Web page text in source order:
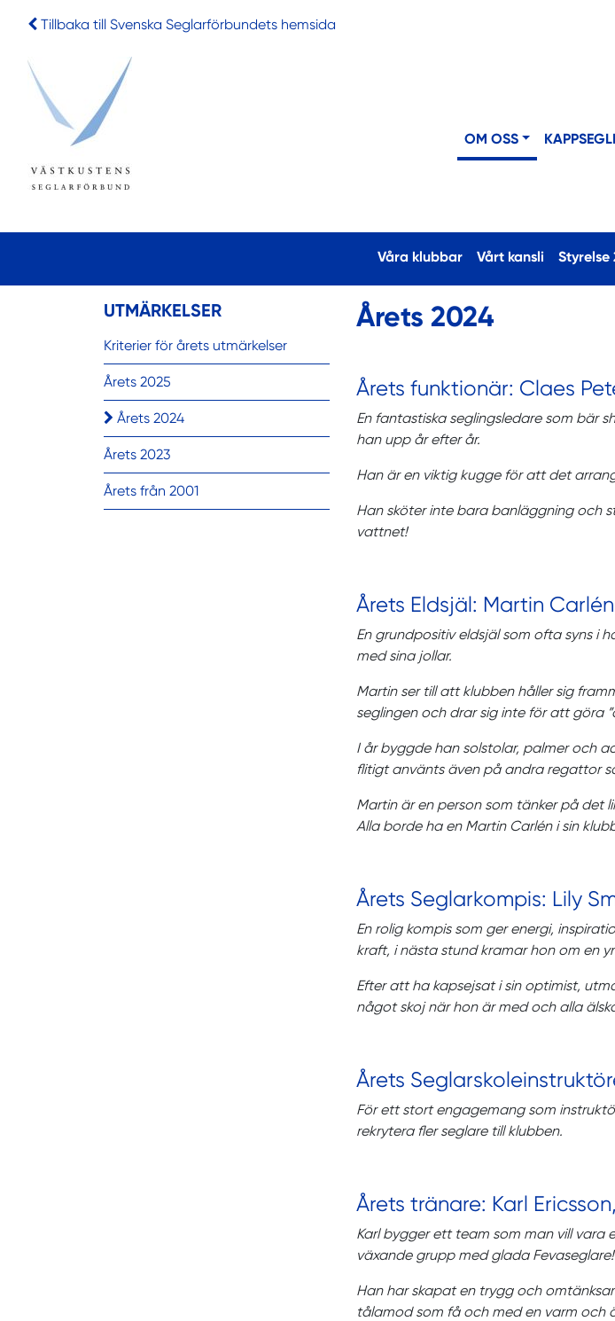
Tillbaka till Svenska Seglarförbundets hemsida
OM OSS
Våra klubbar Vårt kansli
UTMÄRKELSER
Kriterier för årets utmärkelser
Årets 2025
Årets 2024
Årets 2023
Årets från 2001
Årets 2024
Årets funktionär: Claes
En fantastiska seglingsledare som bär
han upp år efter år.
Han är en viktig kugge för att det
Han sköter inte bara banläggning och
vattnet!
Årets Eldsjäl: Martin
En grundpositiv eldsjäl som ofta syns i
med sina jollar.
Martin ser till att klubben håller sig
seglingen och drar sig inte för att göra
I år byggde han solstolar, palmer och
flitigt använts även på andra regattor
Martin är en person som tänker på det
Alla borde ha en Martin Carlén i sin
Årets Seglarkompis: Lily
En rolig kompis som ger energi,
kraft, i nästa stund kramar hon om en
Efter att ha kapsejsat i sin optimist,
något skoj när hon är med och alla
Årets
För ett stort engagemang som
rekrytera fler seglare till klubben.
Årets tränare: Karl
Karl bygger ett team som man vill vara
växande grupp med glada
Han har skapat en trygg och
tålamod som få och med en varm och